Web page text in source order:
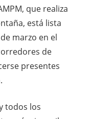
que realiza
está lista
marzo en el
de
presentes
todos los